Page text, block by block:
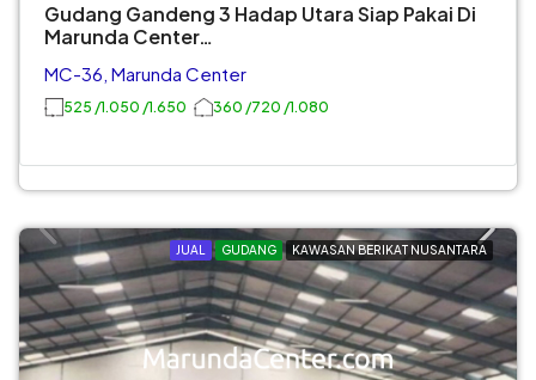
Gudang Gandeng 3 Hadap Utara Siap Pakai Di
Marunda Center…
MC-36, Marunda Center
525 /1.050 /1.650 360 /720 /1.080
JUAL GUDANG KAWASAN BERIKAT NUSANTARA